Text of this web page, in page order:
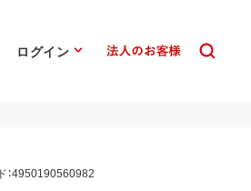
ログイン
：4950190560982